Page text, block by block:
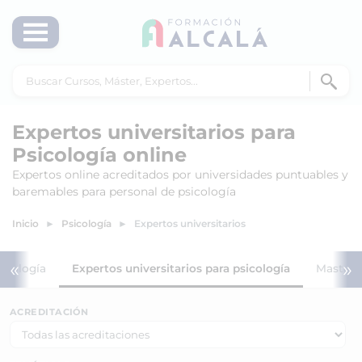
Expertos universitarios para
Psicología online
Expertos online acreditados por universidades puntuables y
baremables para personal de psicología
Inicio Psicología Expertos universitarios
« Expertos universitarios para psicología »
ACREDITACIÓN